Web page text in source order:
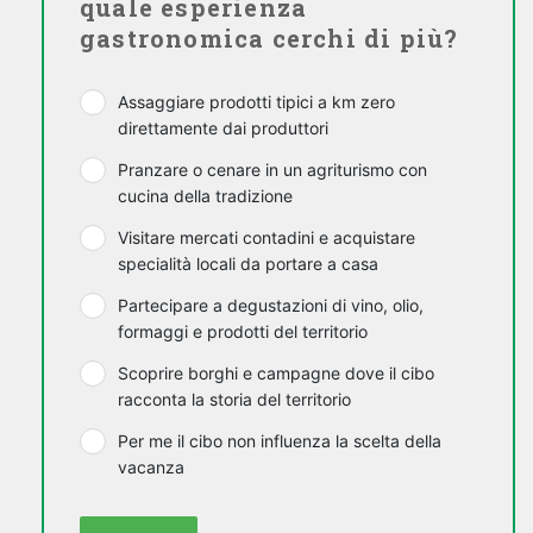
quale esperienza
gastronomica cerchi di più?
Assaggiare prodotti tipici a km zero
direttamente dai produttori
Pranzare o cenare in un agriturismo con
cucina della tradizione
Visitare mercati contadini e acquistare
specialità locali da portare a casa
Partecipare a degustazioni di vino, olio,
formaggi e prodotti del territorio
Scoprire borghi e campagne dove il cibo
racconta la storia del territorio
Per me il cibo non influenza la scelta della
vacanza